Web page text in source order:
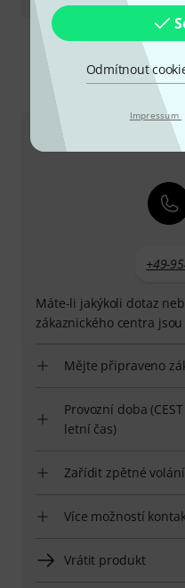
Odmítnout
Impressum
+49-
Máte-li jakýkoli dotaz
zákaznického centra
Mějte připraveno
Provozní doba
letní čas)
Zařídit zpětné volání
Více možností
Vrátit produkt